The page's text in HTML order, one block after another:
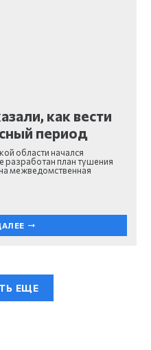
как вести
период
области начался
разработан план тушения
межведомственная
ЕЩЕ